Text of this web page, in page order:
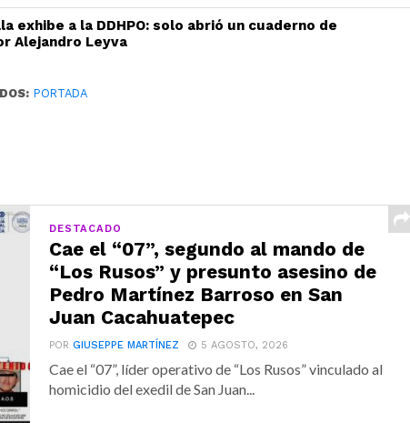
exhibe a la DDHPO: solo abrió un cuaderno de
Alejandro Leyva
PORTADA
DESTACADO
Cae el “07”, segundo al mando de
“Los Rusos” y presunto asesino de
Pedro Martínez Barroso en San
Juan Cacahuatepec
PORGIUSEPPE MARTÍNEZ 5 AGOSTO, 2026
Cae el “07”, líder operativo de “Los Rusos” vinculado al
homicidio del exedil de San Juan...